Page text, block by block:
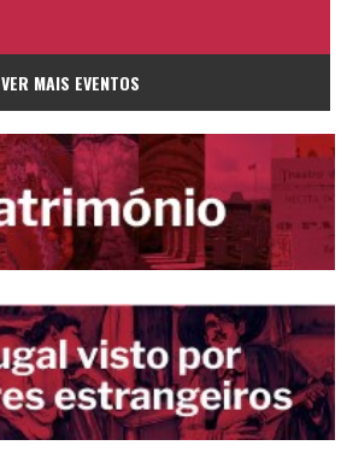
VER MAIS EVENTOS